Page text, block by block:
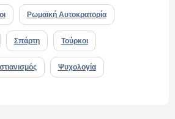
Ρωμαϊκή Αυτοκρατορία
Σπάρτη Τούρκοι
Ψυχολογία